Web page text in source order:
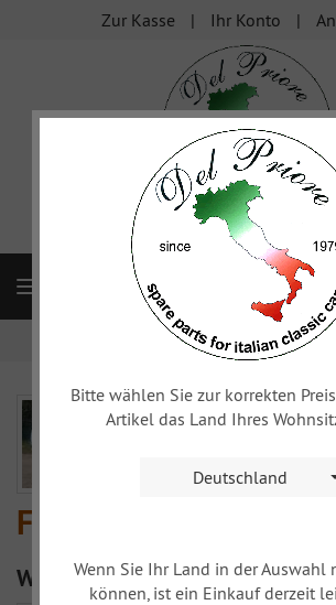
Zur Kasse Ihr Konto
Fiat 1500/1600
Fiat 1500/1600
Weitere Kategorien
Bitte wählen Sie zur korrekten
Artikel das Land Ihres
Deutschland
Wenn Sie Ihr Land in der Auswahl
können, ist ein Einkauf derzeit